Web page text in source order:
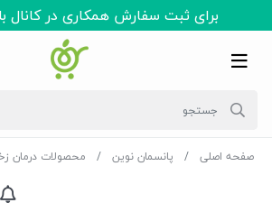
برای ثبت سفارش همکاری در کانال
صفحه اصلی پانسمان نوین محصولات درمان